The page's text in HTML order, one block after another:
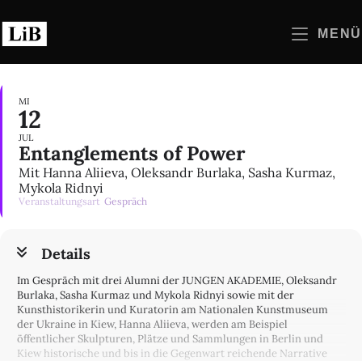
Inhalt
springen
MENÜ
MI
12
JUL
Entanglements of Power
Mit Hanna Aliieva, Oleksandr Burlaka, Sasha Kurmaz,
Mykola Ridnyi
Veranstaltungsart Gespräch
Details
Im Gespräch mit drei Alumni der JUNGEN AKADEMIE, Oleksandr
Burlaka, Sasha Kurmaz und Mykola Ridnyi sowie mit der
Kunsthistorikerin und Kuratorin am Nationalen Kunstmuseum
der Ukraine in Kiew, Hanna Aliieva, werden am Beispiel
öffentlicher Skulpturen, Plätze und Sammlungen in Berlin und
Kiew historische und bis in die Gegenwart reichende Narrative